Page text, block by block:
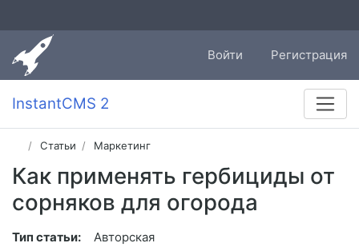
Войти Регистрация
InstantCMS 2
Статьи Маркетинг
Как применять гербициды от
сорняков для огорода
Тип статьи: Авторская